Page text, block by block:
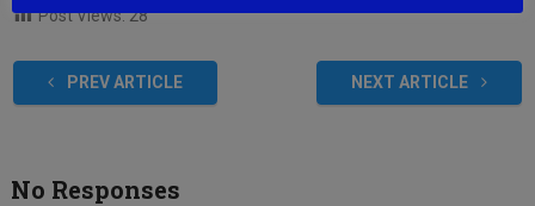
Post Views:28
PREV ARTICLE NEXT ARTICLE
No Responses